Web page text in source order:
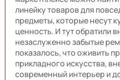
линейку товаров для
предметы, которые несут
ценность. И тут обратили
незаслуженно забытые
показалось, что оживить
прикладного искусства,
современный интерьер и